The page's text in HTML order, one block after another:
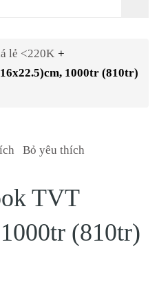
lẻ <220K +
1000tr (810tr)
Bỏ yêu thích
TVT
(810tr)